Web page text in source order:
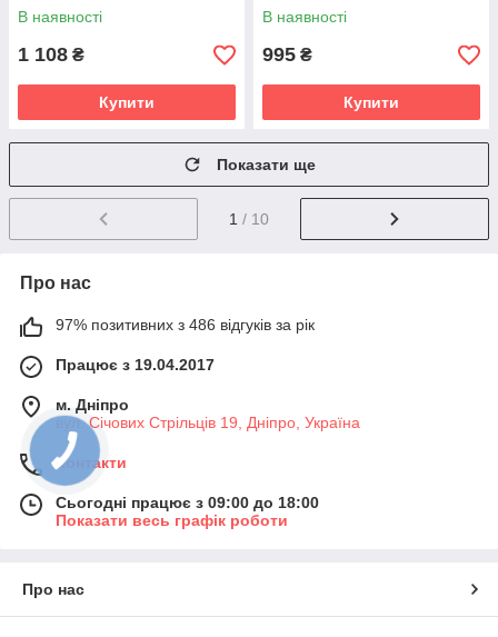
В наявності
1 108 ₴
Купити
В наявності
995 ₴
Купити
Показати ще
1 / 10
Про нас
97% позитивних з 486 відгуків за рік
Працює з 19.04.2017
м. Дніпро
вул. Січових Стрільців 19, Дніпро, Україна
Контакти
Сьогодні працює з 09:00 до 18:00
Показати весь графік роботи
Про нас